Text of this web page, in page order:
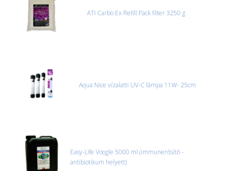
ATI Carbo Ex Refill Pack filter 3250 g
Aqua Nice vízalatti UV-C lámpa 11W- 25cm
Easy-Life Voogle 5000 ml (immunerősítő -
antibiotikum helyett)